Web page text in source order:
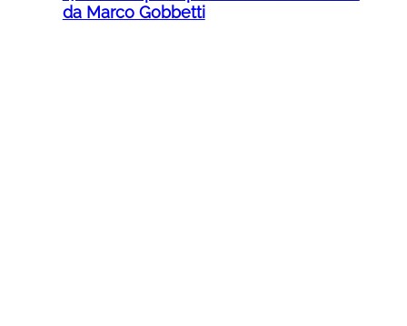
da Marco Gobbetti